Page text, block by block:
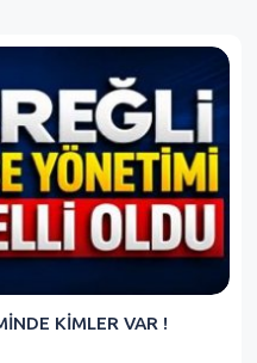
KİMLER VAR !